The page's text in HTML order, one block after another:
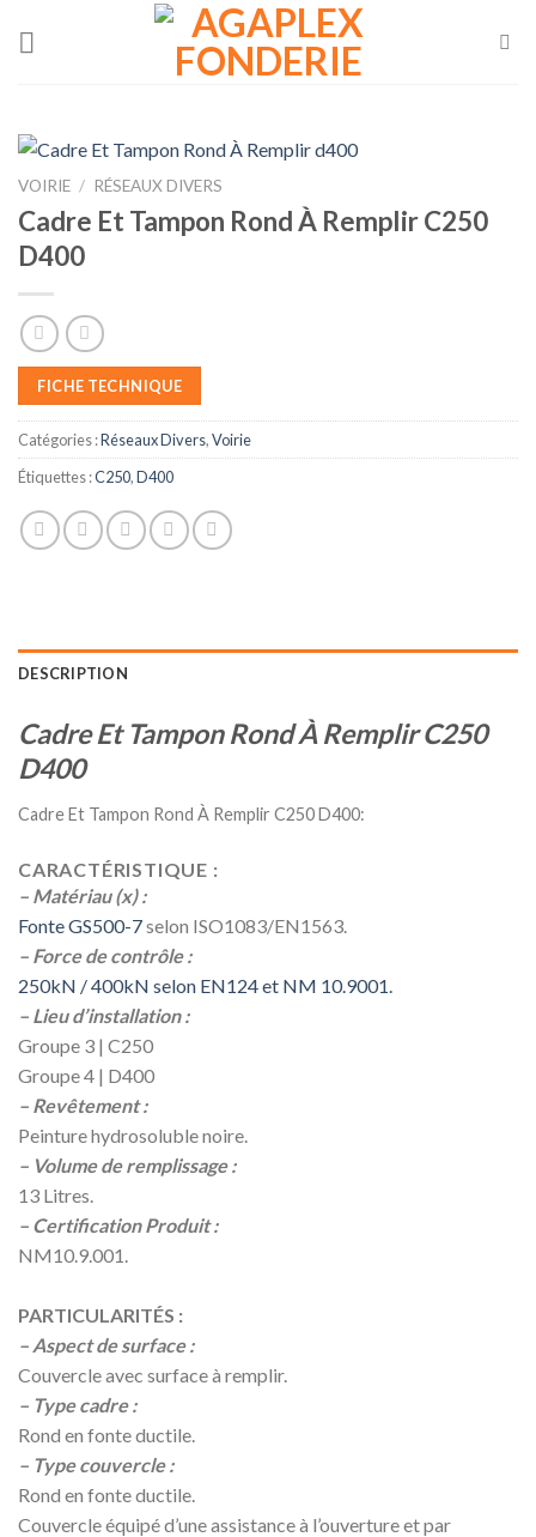
VOIRIE / RÉSEAUX DIVERS
Cadre Et Tampon Rond À Remplir C250
D400
FICHE TECHNIQUE
Catégories :Réseaux Divers,Voirie
Étiquettes :C250,D400
DESCRIPTION
Cadre Et Tampon Rond À Remplir C250
D400
Cadre Et Tampon Rond À Remplir C250 D400:
CARACTÉRISTIQUE :
– Matériau (x) :
Fonte GS500-7selon ISO1083/EN1563.
– Force de contrôle :
250kN / 400kN selon EN124 et NM 10.9001.
– Lieu d’installation :
Groupe 3 | C250
Groupe 4 | D400
– Revêtement :
Peinture hydrosoluble noire.
– Volume de remplissage :
13 Litres.
– Certification Produit :
NM10.9.001.
PARTICULARITÉS :
– Aspect de surface :
Couvercle avec surface à remplir.
– Type cadre :
Rond en fonte ductile.
– Type couvercle :
Rond en fonte ductile.
Couvercle équipé d’une assistance à l’ouverture et par